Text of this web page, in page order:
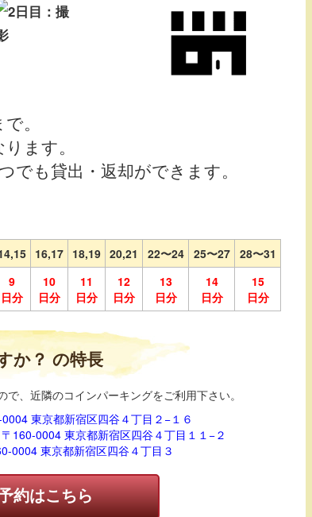
で。
ます。
でも貸出・返却ができます。
16,17 18,19 20,21 22〜24 25〜27
28〜31
9
日分
10
日分
11
日分
12
日分
13
日分
14
日分
15
日分
か？ の特長
、近隣のコインパーキングをご利用下さい。
東京都新宿区四谷４丁目２−１６
160-0004 東京都新宿区四谷４丁目１１−２
0004 東京都新宿区四谷４丁目３
約はこちら